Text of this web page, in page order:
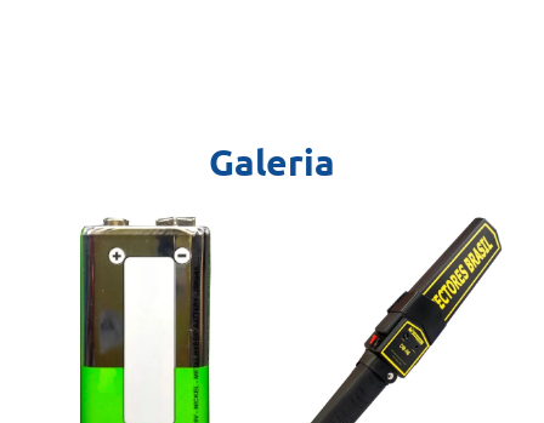
Galeria